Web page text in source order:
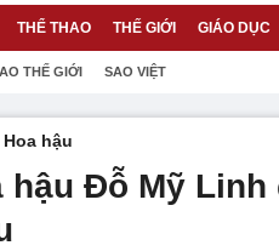
THỂ THAO THẾ GIỚI GIÁO DỤC
THẾ GIỚI SAO VIỆT
Hoa hậu
hậu Đỗ Mỹ